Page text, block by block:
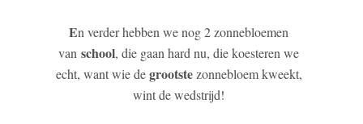
En verder hebben we nog 2 zonnebloemen
van school, die gaan hard nu, die koesteren we
echt, want wie degrootstezonnebloem kweekt,
wint de wedstrijd!